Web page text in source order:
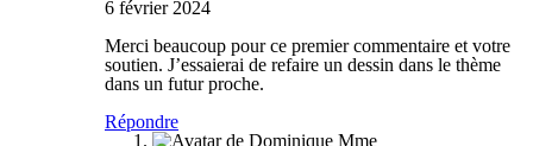
6 février 2024
Merci beaucoup pour ce premier commentaire et votre
soutien. J’essaierai de refaire un dessin dans le thème
dans un futur proche.
Répondre